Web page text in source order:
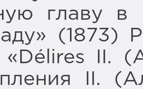
главу в
(1873)
«Délires II.
II.